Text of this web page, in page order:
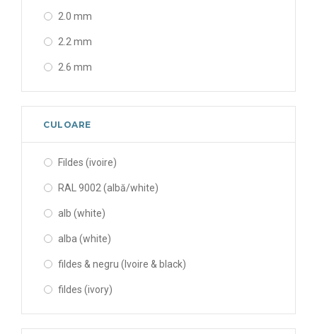
1200 mm
150 kg
160 kg
175 kg
200 kg
750 kg
2.0 mm
2.2 mm
2.6 mm
19 mm
21 mm
25 mm
30 mm
35 mm
40 mm
50 mm
80 mm
CULOARE
Fildes (ivoire)
RAL 9002 (albă/white)
alb (white)
alba (white)
fildes & negru (Ivoire & black)
fildes (ivory)
galben cu alb (yellow & white)